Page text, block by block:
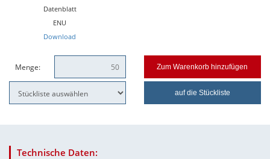
Datenblatt
ENU
Download
Menge: Zum Warenkorb hinzufügen
auf die Stückliste
Technische Daten: